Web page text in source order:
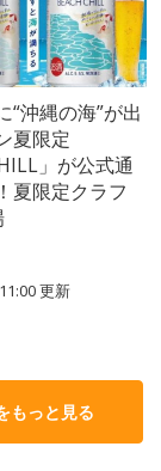
“沖縄の海”が出
夏限定
」が公式通
夏限定クラフ
更新
もっと見る